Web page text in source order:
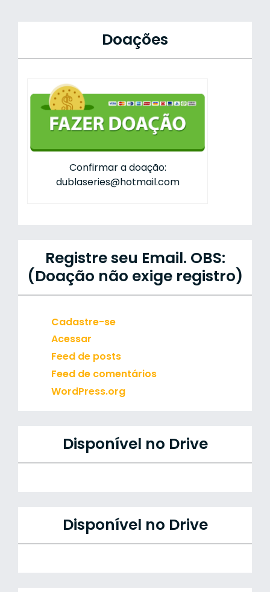
Doações
Confirmar a doação:
dublaseries@hotmail.com
Registre seu Email. OBS:
(Doação não exige registro)
Cadastre-se
Acessar
Feed de posts
Feed de comentários
WordPress.org
Disponível no Drive
Disponível no Drive